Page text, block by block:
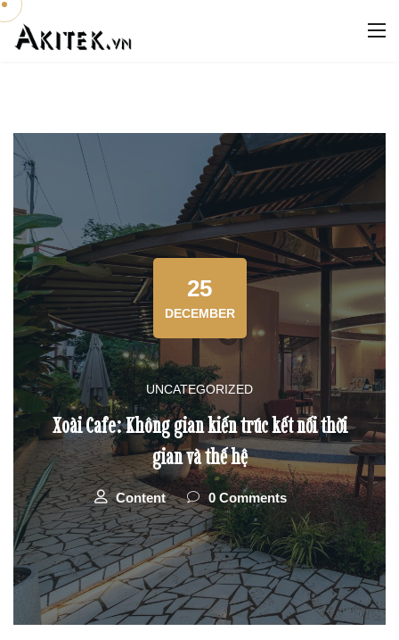
25
DECEMBER
UNCATEGORIZED
Xoài Cafe: Không gian kiến trúc kết nối thời
gian và thế hệ
Content 0 Comments